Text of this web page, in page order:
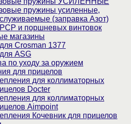
пружины усиленные,
(заправка Азот)
и поршневых винтовок
магазины
Crosman 1377
ASG
по уходу за оружием
для прицелов
для коллиматорных
Docter
для коллиматорных
Aimpoint
Кочевник для прицелов